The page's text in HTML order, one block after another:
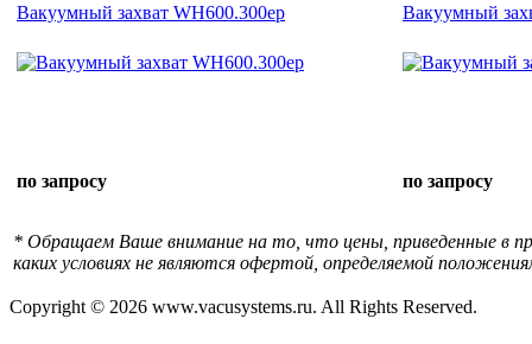
Вакуумный захват WH600.300ep
по запросу
Вакуумный
по запросу
* Обращаем Ваше внимание на то, что цены, приведенные в
каких условиях не являются офертой, определяемой
Copyright © 2026 www.vacusystems.ru. All Rights Reserved.